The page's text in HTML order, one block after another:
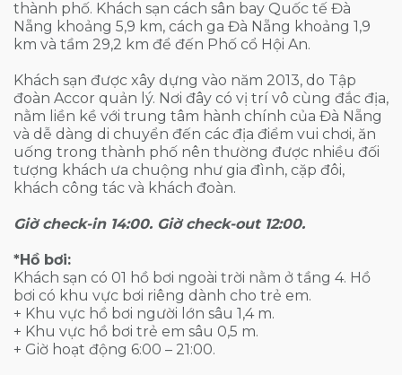
thành phố. Khách sạn cách sân bay Quốc tế Đà
Nẵng khoảng 5,9 km, cách ga Đà Nẵng khoảng 1,9
km và tầm 29,2 km để đến Phố cổ Hội An.
Khách sạn được xây dựng vào năm 2013, do Tập
đoàn Accor quản lý. Nơi đây có vị trí vô cùng đắc địa,
nằm liền kề với trung tâm hành chính của Đà Nẵng
và dễ dàng di chuyển đến các địa điểm vui chơi, ăn
uống trong thành phố nên thường được nhiều đối
tượng khách ưa chuộng như gia đình, cặp đôi,
khách công tác và khách đoàn.
Giờ check-in 14:00. Giờ check-out 12:00.
*Hồ bơi:
Khách sạn có 01 hồ bơi ngoài trời nằm ở tầng 4. Hồ
bơi có khu vực bơi riêng dành cho trẻ em.
+ Khu vực hồ bơi người lớn sâu 1,4 m.
+ Khu vực hồ bơi trẻ em sâu 0,5 m.
+ Giờ hoạt động 6:00 – 21:00.